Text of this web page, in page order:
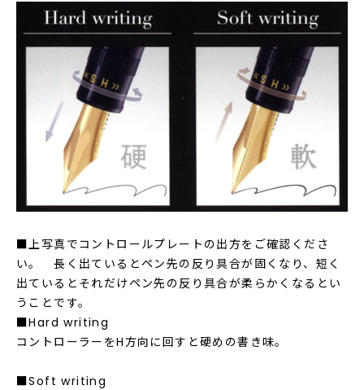
■上写真でコントロールプレートの出方をご確認くださ
い。 長く出ているとペン先の反り具合が固くなり、短く
出ているとそれだけペン先の反り具合が柔らかくなるとい
うことです。
■Hard writing
コントローラーをH方向に回すと硬めの書き味。
■Soft writing